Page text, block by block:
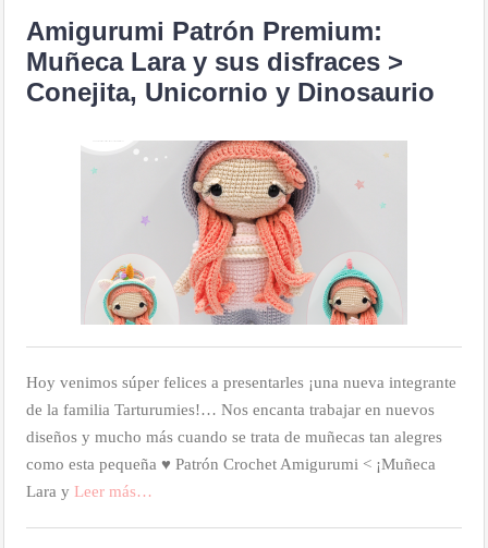
Amigurumi Patrón Premium:
Muñeca Lara y sus disfraces >
Conejita, Unicornio y Dinosaurio
Hoy venimos súper felices a presentarles ¡una nueva integrante
de la familia Tarturumies!… Nos encanta trabajar en nuevos
diseños y mucho más cuando se trata de muñecas tan alegres
como esta pequeña ♥ Patrón Crochet Amigurumi < ¡Muñeca
Lara y Leer más…